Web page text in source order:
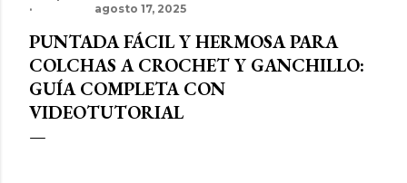
agosto 17, 2025
PUNTADA FÁCIL Y HERMOSA PARA
COLCHAS A CROCHET Y GANCHILLO:
GUÍA COMPLETA CON
VIDEOTUTORIAL